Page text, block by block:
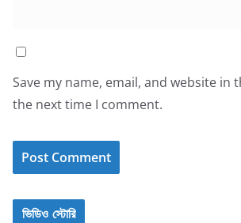
Save my name, email, and website in
the next time I comment.
ভিডিও স্টোরি